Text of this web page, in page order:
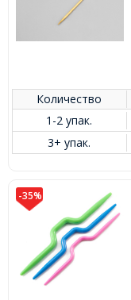
Количество
1-2 упак.
3+ упак.
-35%